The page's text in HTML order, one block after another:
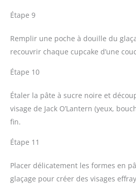
Étape 9
Remplir une poche à douille du
recouvrir chaque cupcake d’une
Étape 10
Étaler la pâte à sucre noire et
visage de Jack O’Lantern (yeux,
fin.
Étape 11
Placer délicatement les formes en
glaçage pour créer des visages